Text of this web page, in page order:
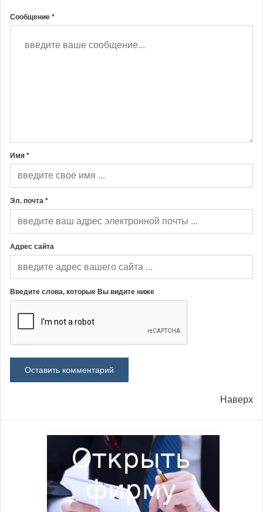
Сообщение *
Имя *
Эл. почта *
Адрес сайта
Введите слова, которые Вы видите ниже
Наверх